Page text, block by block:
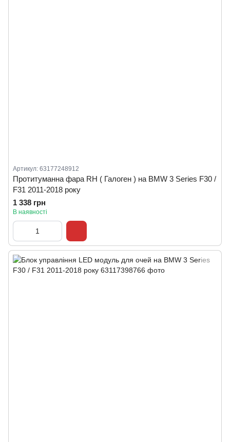
Артикул: 63177248912
Протитуманна фара RH ( Галоген ) на BMW 3 Series F30 /
F31 2011-2018 року
1 338 грн
В наявності